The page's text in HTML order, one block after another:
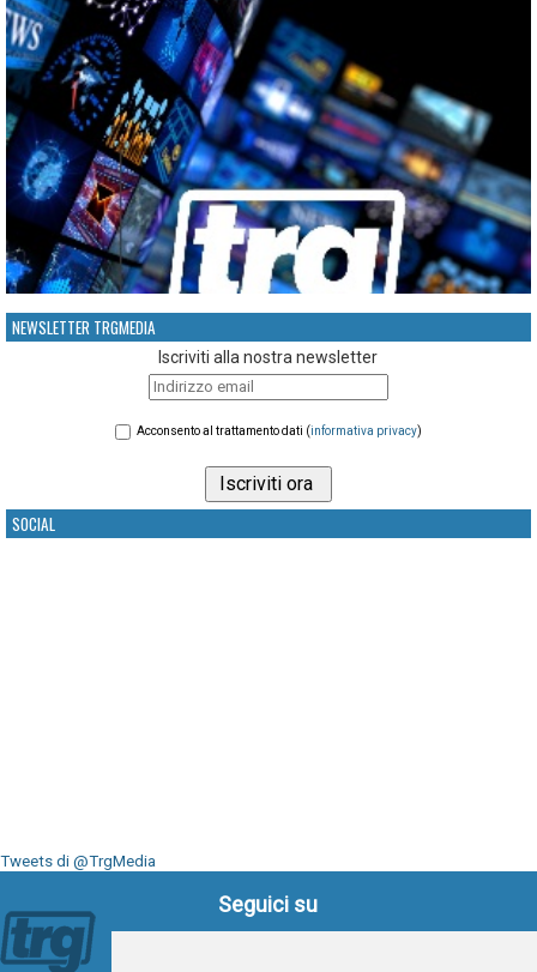
NEWSLETTER TRGMEDIA
Iscriviti alla nostra newsletter
Acconsento al trattamento dati (informativa privacy)
SOCIAL
Tweets di @TrgMedia
Seguici su